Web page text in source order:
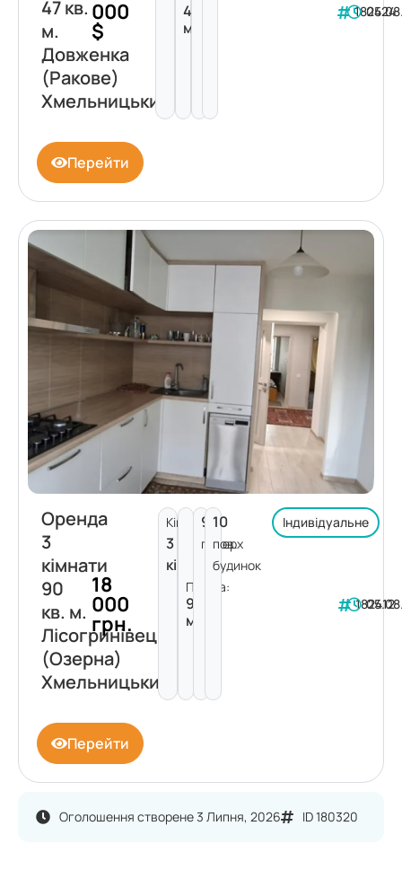
Оголошення створене 3 Липня, 2026 ID 180320
47 кв.
м.
Довженка
(Ракове)
Хмельницький
000
$
47
м²
182424
Перейти
Оренда
3
кімнати
90
кв. м.
Лісогринівецька
(Озерна)
Хмельницький
18
000
грн.
Кімнат:
3
кімнати
Площа:
90
м²
9
поверх
10
пов.
будинок
Індивідуальне
182412
Перейти